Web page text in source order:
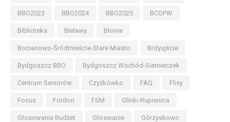
BBO2023 BBO2024 BBO2025 BCOPW
Biblioteka Bielawy Błonie
Bocianowo-Śródmieście-Stare Miasto Brdyujście
Bydgoszcz BBO Bydgoszcz Wschód-Siernieczek
Centrum Seniorów Czyżkówko FAQ Flisy
Focus Fordon FSM Glinki-Rupienica
Głosowanie Budżet Głoswanie Górzyskowo